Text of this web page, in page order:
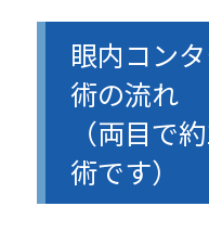
眼内コン
術の流れ
（両目で
術です）